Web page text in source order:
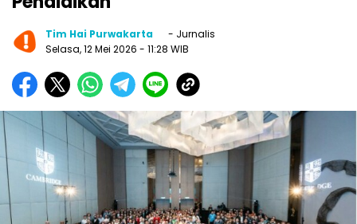
Tim Hai Purwakarta
- Jurnalis
Selasa, 12 Mei 2026 - 11:28 WIB